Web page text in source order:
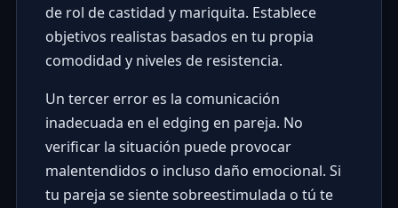
de rol de castidad y mariquita. Establece
objetivos realistas basados en tu propia
comodidad y niveles de resistencia.
Un tercer error es la comunicación
inadecuada en el edging en pareja. No
verificar la situación puede provocar
malentendidos o incluso daño emocional. Si
tu pareja se siente sobreestimulada o tú te